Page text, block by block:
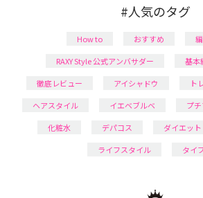
#人気のタグ
How to おすすめ
RAXY Style 公式アンバサダー
基本
徹底レビュー
アイシャドウ ト
ヘアスタイル
イエベブルベ プ
化粧水
デパコス ダイエット
ライフスタイル
タイ